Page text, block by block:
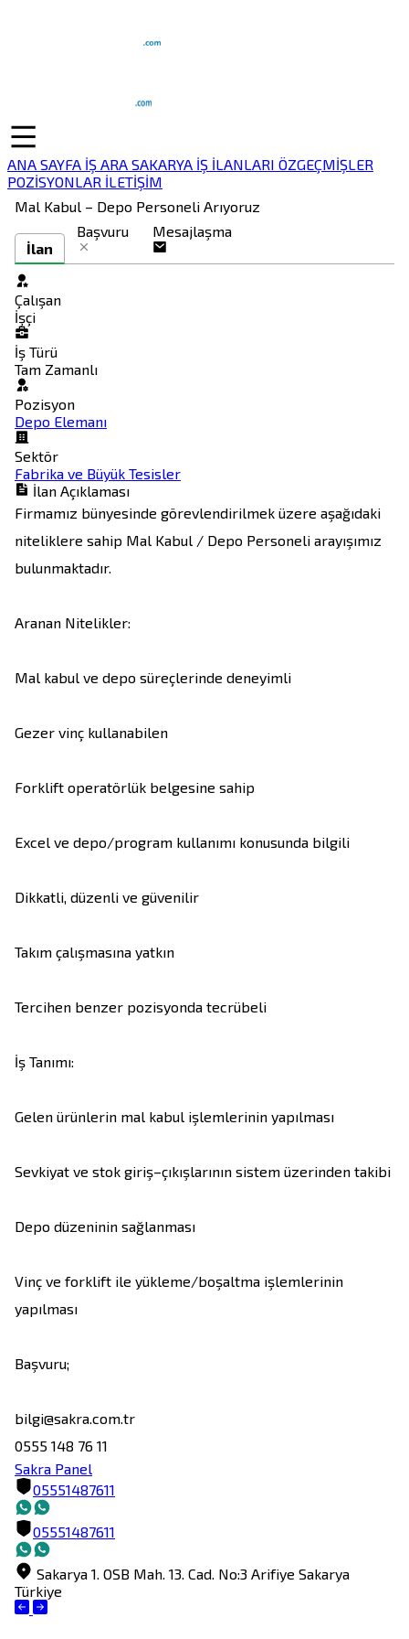
ANA SAYFA İŞ ARA SAKARYA İŞ İLANLARI ÖZGEÇMİŞLER
POZİSYONLAR İLETİŞİM
Mal Kabul – Depo Personeli Arıyoruz
İlan
Başvuru Mesajlaşma
Çalışan
İşçi
İş Türü
Tam Zamanlı
Pozisyon
Depo Elemanı
Sektör
Fabrika ve Büyük Tesisler
İlan Açıklaması
Firmamız bünyesinde görevlendirilmek üzere aşağıdaki
niteliklere sahip Mal Kabul / Depo Personeli arayışımız
bulunmaktadır.
Aranan Nitelikler:
Mal kabul ve depo süreçlerinde deneyimli
Gezer vinç kullanabilen
Forklift operatörlük belgesine sahip
Excel ve depo/program kullanımı konusunda bilgili
Dikkatli, düzenli ve güvenilir
Takım çalışmasına yatkın
Tercihen benzer pozisyonda tecrübeli
İş Tanımı:
Gelen ürünlerin mal kabul işlemlerinin yapılması
Sevkiyat ve stok giriş–çıkışlarının sistem üzerinden takibi
Depo düzeninin sağlanması
Vinç ve forklift ile yükleme/boşaltma işlemlerinin
yapılması
Başvuru;
bilgi@sakra.com.tr
0555 148 76 11
Sakra Panel
05551487611
05551487611
Sakarya 1. OSB Mah. 13. Cad. No:3 Arifiye Sakarya
Türkiye